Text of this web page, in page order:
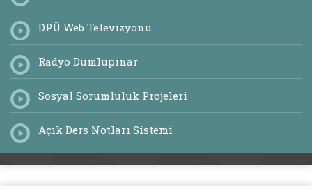
DPÜ Web Televizyonu
Radyo Dumlupınar
Sosyal Sorumluluk Projeleri
Açık Ders Notları Sistemi